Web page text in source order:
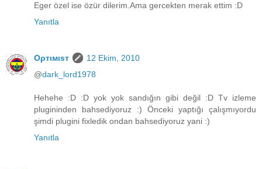
Eger özel ise özür dilerim.Ama gercekten merak ettim :D
Yanıtla
Oρтιмιsт
12 Ekim, 2010
@dark_lord1978
Hehehe :D :D yok yok sandığın gibi değil :D Tv izleme
plugininden bahsediyoruz :) Önceki yaptığı çalışmıyordu
şimdi plugini fixledik ondan bahsediyoruz yani :)
Yanıtla